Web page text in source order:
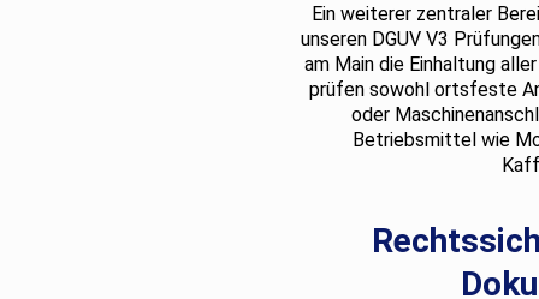
Ein weiterer zentraler
unseren DGUV V3
am Main die Einhaltung
prüfen sowohl ortsfeste
oder
Betriebsmittel wie